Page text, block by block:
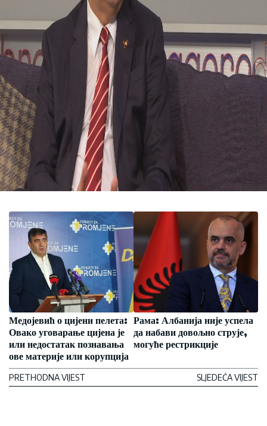
Медојевић о цијени пелета:
Овако уговарање цијена је
или недостатак познавања
ове материје или корупција
PRETHODNA VIJEST
Рама: Албанија није успела
да набави довољно струје,
могуће рестрикције
SLJEDEĆA VIJEST